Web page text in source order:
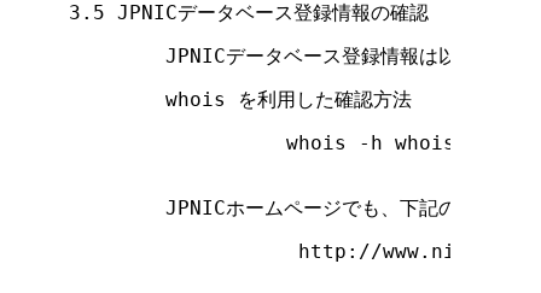
3.5 JPNICデータベース登録情報の確認
JPNICデータベース登録情報は以下の方法
        whois を利用した確認方法
whois -h
JPNICホームページでも、下記のURLから
http://